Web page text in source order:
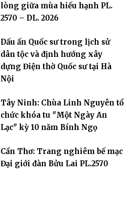
lòng giữa mùa hiếu hạnh PL.
2570 – DL. 2026
Dấu ấn Quốc sư trong lịch sử
dân tộc và định hướng xây
dựng Điện thờ Quốc sư tại Hà
Nội
Tây Ninh: Chùa Linh Nguyên tổ
chức khóa tu "Một Ngày An
Lạc" kỳ 10 năm Bính Ngọ
Cần Thơ: Trang nghiêm bế mạc
Đại giới đàn Bửu Lai PL.2570